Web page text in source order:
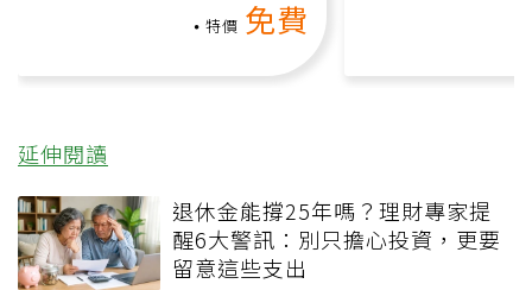
特價 免費
延伸閱讀
退休金能撐25年嗎？理財專家提
醒6大警訊：別只擔心投資，更要
留意這些支出